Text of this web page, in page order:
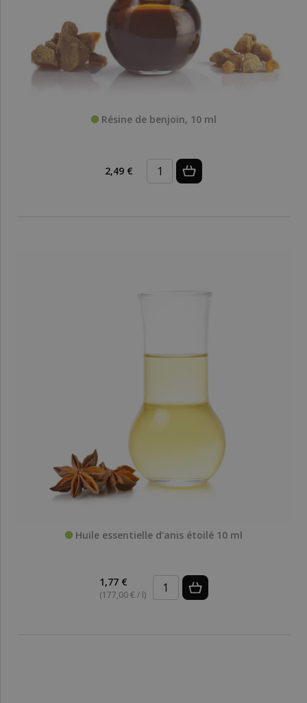
Résine de benjoin, 10 ml
2,49 €
Huile essentielle d’anis étoilé 10 ml
1,77 €
(177,00 € / l)